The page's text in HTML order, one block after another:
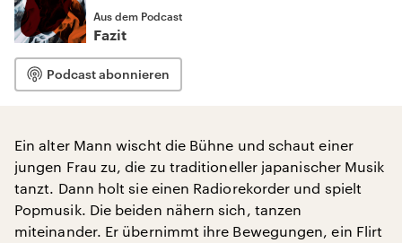
Aus dem Podcast
Fazit
Podcast abonnieren
Ein alter Mann wischt die Bühne und schaut einer
jungen Frau zu, die zu traditioneller japanischer Musik
tanzt. Dann holt sie einen Radiorekorder und spielt
Popmusik. Die beiden nähern sich, tanzen
miteinander. Er übernimmt ihre Bewegungen, ein Flirt